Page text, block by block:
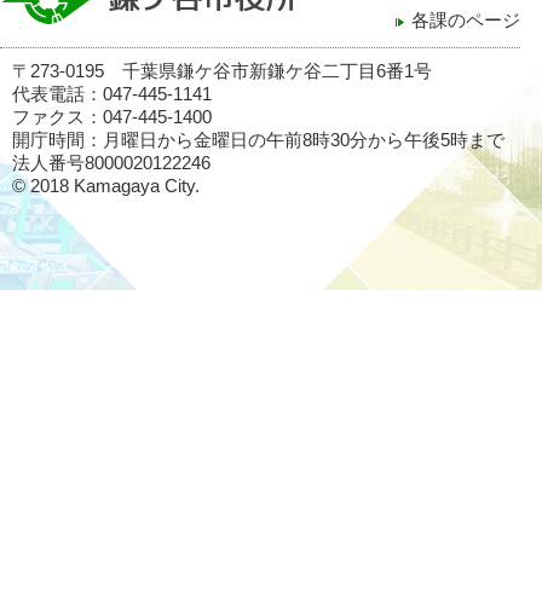
各課のページ
〒273-0195 千葉県鎌ケ谷市新鎌ケ谷二丁目6番1号
代表電話：047-445-1141
ファクス：047-445-1400
開庁時間：月曜日から金曜日の午前8時30分から午後5時まで
法人番号8000020122246
© 2018 Kamagaya City.